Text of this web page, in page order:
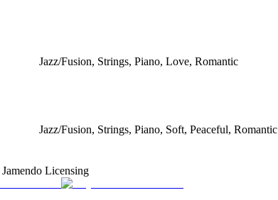
Jazz/Fusion, Strings, Piano, Love, Romantic
Jazz/Fusion, Strings, Piano, Soft, Peaceful, Romantic
Jamendo Licensing